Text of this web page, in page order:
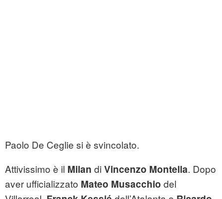
Paolo De Ceglie si è svincolato.
Attivissimo è il Milan di Vincenzo Montella. Dopo
aver ufficializzato Mateo Musacchio del